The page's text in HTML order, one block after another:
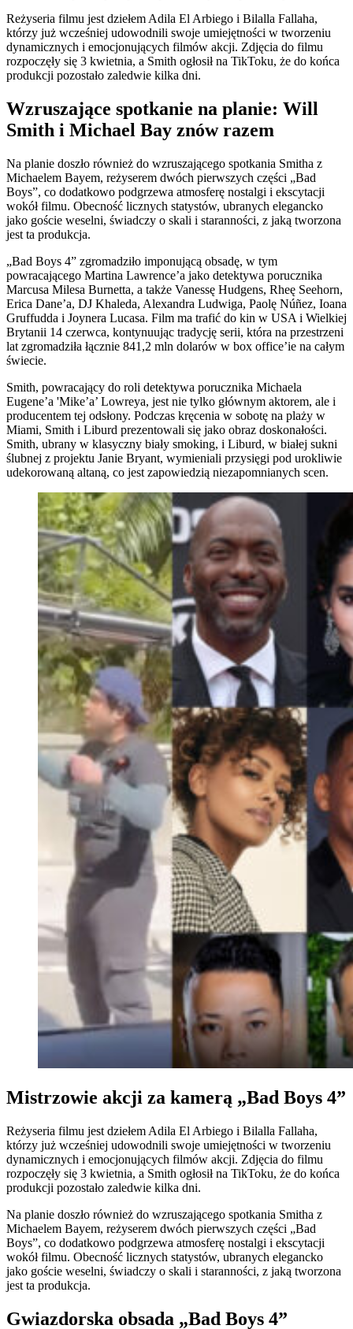
Reżyseria filmu jest dziełem Adila El Arbiego i Bilalla Fallaha,
którzy już wcześniej udowodnili swoje umiejętności w tworzeniu
dynamicznych i emocjonujących filmów akcji. Zdjęcia do filmu
rozpoczęły się 3 kwietnia, a Smith ogłosił na TikToku, że do końca
produkcji pozostało zaledwie kilka dni.
Wzruszające spotkanie na planie: Will
Smith i Michael Bay znów razem
Na planie doszło również do wzruszającego spotkania Smitha z
Michaelem Bayem, reżyserem dwóch pierwszych części „Bad
Boys”, co dodatkowo podgrzewa atmosferę nostalgi i ekscytacji
wokół filmu. Obecność licznych statystów, ubranych elegancko
jako goście weselni, świadczy o skali i staranności, z jaką tworzona
jest ta produkcja.
„Bad Boys 4” zgromadziło imponującą obsadę, w tym
powracającego Martina Lawrence’a jako detektywa porucznika
Marcusa Milesa Burnetta, a także Vanessę Hudgens, Rheę Seehorn,
Erica Dane’a, DJ Khaleda, Alexandra Ludwiga, Paolę Núñez, Ioana
Gruffudda i Joynera Lucasa. Film ma trafić do kin w USA i Wielkiej
Brytanii 14 czerwca, kontynuując tradycję serii, która na przestrzeni
lat zgromadziła łącznie 841,2 mln dolarów w box office’ie na całym
świecie.
Smith, powracający do roli detektywa porucznika Michaela
Eugene’a 'Mike’a’ Lowreya, jest nie tylko głównym aktorem, ale i
producentem tej odsłony. Podczas kręcenia w sobotę na plaży w
Miami, Smith i Liburd prezentowali się jako obraz doskonałości.
Smith, ubrany w klasyczny biały smoking, i Liburd, w białej sukni
ślubnej z projektu Janie Bryant, wymieniali przysięgi pod urokliwie
udekorowaną altaną, co jest zapowiedzią niezapomnianych scen.
Mistrzowie akcji za kamerą „Bad Boys 4”
Reżyseria filmu jest dziełem Adila El Arbiego i Bilalla Fallaha,
którzy już wcześniej udowodnili swoje umiejętności w tworzeniu
dynamicznych i emocjonujących filmów akcji. Zdjęcia do filmu
rozpoczęły się 3 kwietnia, a Smith ogłosił na TikToku, że do końca
produkcji pozostało zaledwie kilka dni.
Na planie doszło również do wzruszającego spotkania Smitha z
Michaelem Bayem, reżyserem dwóch pierwszych części „Bad
Boys”, co dodatkowo podgrzewa atmosferę nostalgi i ekscytacji
wokół filmu. Obecność licznych statystów, ubranych elegancko
jako goście weselni, świadczy o skali i staranności, z jaką tworzona
jest ta produkcja.
Gwiazdorska obsada „Bad Boys 4”